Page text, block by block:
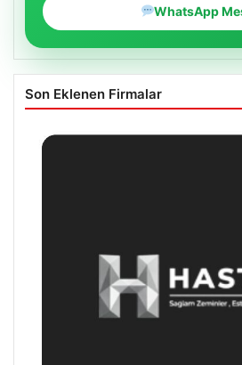
WhatsApp
Son Eklenen Firmalar